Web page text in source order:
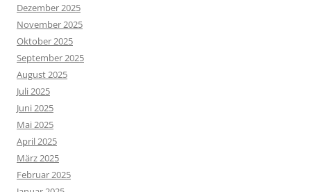
Dezember 2025
November 2025
Oktober 2025
September 2025
August 2025
Juli 2025
Juni 2025
Mai 2025
April 2025
März 2025
Februar 2025